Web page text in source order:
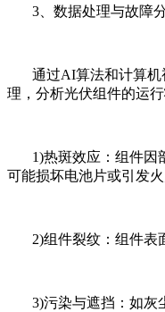
3、数据处理与故障
通过AI算法和计算机
理，分析光伏组件的运
1)热斑效应：组件因
可能损坏电池片或引发火
2)组件裂纹：组件表
3)污染与遮挡：如灰